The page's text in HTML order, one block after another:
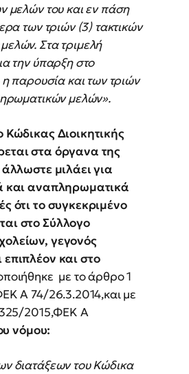
μελών του και εν πάση
των τριών (3) τακτικών
Στα τριμελή
την ύπαρξη στο
η παρουσία και των τριών
μελών».
Κώδικας Διοικητικής
στα όργανα της
μιλάει για
και αναπληρωματικά
ότι το συγκεκριμένο
στο Σύλλογο
γεγονός
και στο
με το άρθρο 1
Α 74/26.3.2014,και με
2015,ΦΕΚ Α
νόμου:
διατάξεων του Κώδικα